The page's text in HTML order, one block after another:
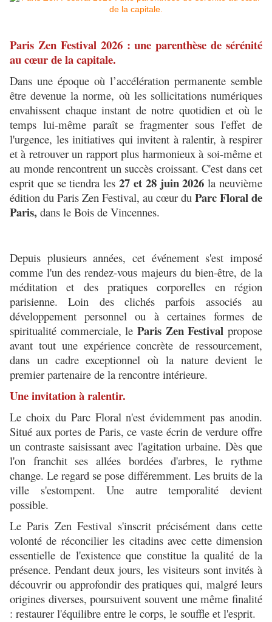
Paris Zen Festival 2026 : une parenthèse de sérénité
au cœur de la capitale.
Dans une époque où l’accélération permanente semble
être devenue la norme, où les sollicitations numériques
envahissent chaque instant de notre quotidien et où le
temps lui-même paraît se fragmenter sous l'effet de
l'urgence, les initiatives qui invitent à ralentir, à respirer
et à retrouver un rapport plus harmonieux à soi-même et
au monde rencontrent un succès croissant. C'est dans cet
esprit que se tiendra les 27 et 28 juin 2026 la neuvième
édition du Paris Zen Festival, au cœur du Parc Floral de
Paris, dans le Bois de Vincennes.
Depuis plusieurs années, cet événement s'est imposé
comme l'un des rendez-vous majeurs du bien-être, de la
méditation et des pratiques corporelles en région
parisienne. Loin des clichés parfois associés au
développement personnel ou à certaines formes de
spiritualité commerciale, le Paris Zen Festival propose
avant tout une expérience concrète de ressourcement,
dans un cadre exceptionnel où la nature devient le
premier partenaire de la rencontre intérieure.
Une invitation à ralentir.
Le choix du Parc Floral n'est évidemment pas anodin.
Situé aux portes de Paris, ce vaste écrin de verdure offre
un contraste saisissant avec l'agitation urbaine. Dès que
l'on franchit ses allées bordées d'arbres, le rythme
change. Le regard se pose différemment. Les bruits de la
ville s'estompent. Une autre temporalité devient
possible.
Le Paris Zen Festival s'inscrit précisément dans cette
volonté de réconcilier les citadins avec cette dimension
essentielle de l'existence que constitue la qualité de la
présence. Pendant deux jours, les visiteurs sont invités à
découvrir ou approfondir des pratiques qui, malgré leurs
origines diverses, poursuivent souvent une même finalité
: restaurer l'équilibre entre le corps, le souffle et l'esprit.